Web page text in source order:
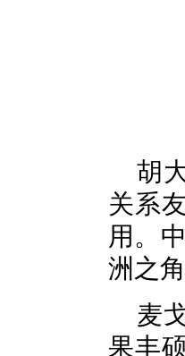
胡
关系
用。
洲之
麦
果丰